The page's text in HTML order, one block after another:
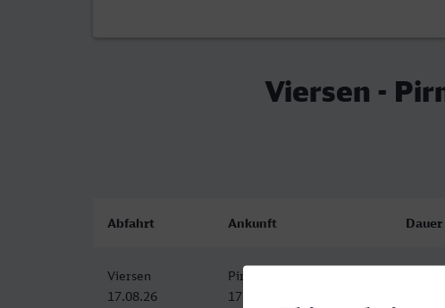
Viersen -
Abfahrt Ankunft Dauer
Viersen
17.08.26
Pirmasens Hbf
17.08.26